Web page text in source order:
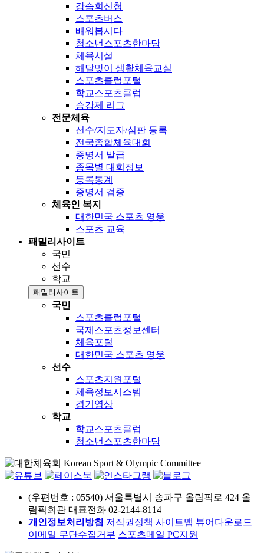
강습회신청
스포츠버스
배워봅시다
청소년스포츠한마당
체육시설
해달맞이 생활체육교실
스포츠클럽포털
학교스포츠클럽
승강제 리그
전문체육
선수/지도자/심판 등록
전국종합체육대회
증명서 발급
종목별 대회정보
등록통계
증명서 검증
체육인 복지
대한민국 스포츠 영웅
스포츠 교육
패밀리사이트
국민
선수
학교
패밀리사이트
국민
스포츠클럽포털
국제스포츠정보센터
체육포털
대한민국 스포츠 영웅
선수
스포츠지원포털
체육정보시스템
경기영상
학교
학교스포츠클럽
청소년스포츠한마당
(우편번호 : 05540) 서울특별시 송파구 올림픽로 424 올
림픽회관 대표전화 02-2144-8114
개인정보처리방침 저작권정책 사이트맵 뷰어다운로드
이메일 무단수집거부 스포츠메일 PC지원